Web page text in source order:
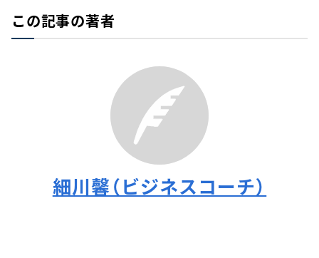
この記事の著者
細川馨（ビジネスコーチ）